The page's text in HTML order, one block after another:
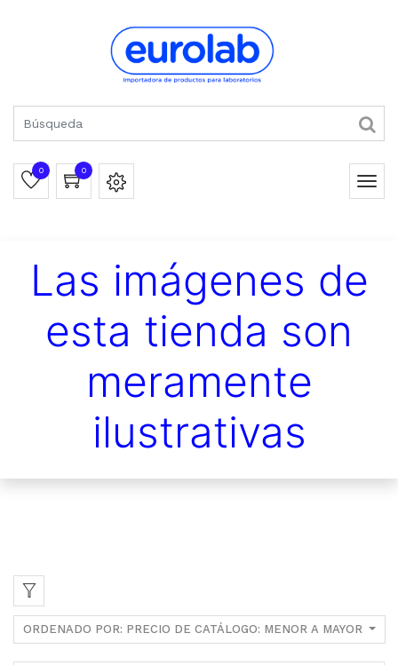
0 0
Las imágenes de
esta tienda son
meramente
ilustrativas
ORDENADO POR: PRECIO DE CATÁLOGO: MENOR A MAYOR